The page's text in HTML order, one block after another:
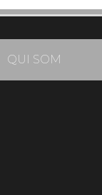
QUI SOM